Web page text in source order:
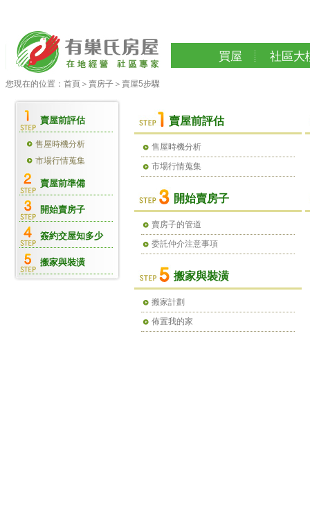
買屋 社區大
您現在的位置： 首頁 ＞ 賣房子 ＞ 賣屋5步驟
賣屋前評估
售屋時機分析
市場行情蒐集
賣屋前準備
開始賣房子
簽約交屋知多少
搬家與裝潢
賣屋前評估
售屋時機分析
市場行情蒐集
開始賣房子
賣房子的管道
委託仲介注意事項
搬家與裝潢
搬家計劃
佈置我的家